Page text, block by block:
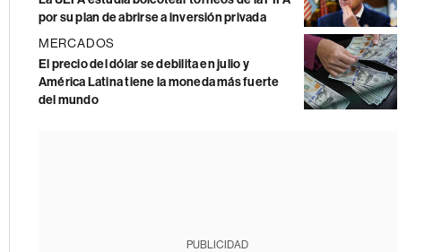
por su plan de abrirse a inversión privada
MERCADOS
El precio del dólar se debilita en julio y
América Latina tiene la moneda más fuerte
del mundo
PUBLICIDAD